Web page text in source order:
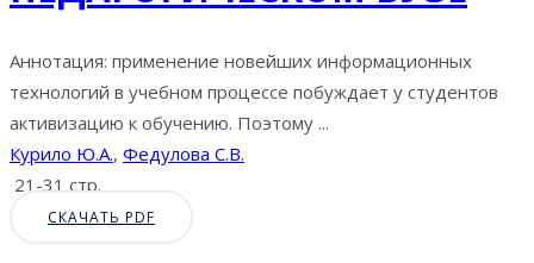
Аннотация: применение новейших информационных
технологий в учебном процессе побуждает у студентов
активизацию к обучению. Поэтому ...
Курило Ю.А., Федулова С.В.
21-31 стр.
СКАЧАТЬ PDF